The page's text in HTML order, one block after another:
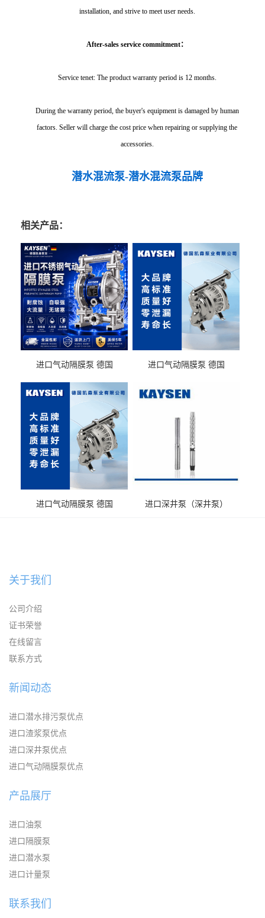
installation, and strive to meet user needs.
After-sales service commitment：
Service tenet: The product warranty period is 12 months.
During the warranty period, the buyer's equipment is damaged by human
factors. Seller will charge the cost price when repairing or supplying the
accessories.
潜水混流泵-潜水混流泵品牌
相关产品：
进口气动隔膜泵 德国
送气动泵
进口气动隔膜泵 德国
输送
进口气动隔膜泵 德国
进口深井泵（深井泵）
关于我们
公司介绍
证书荣誉
在线留言
联系方式
新闻动态
进口潜水排污泵优点
进口渣浆泵优点
进口深井泵优点
进口气动隔膜泵优点
产品展厅
进口油泵
进口隔膜泵
进口潜水泵
进口计量泵
联系我们